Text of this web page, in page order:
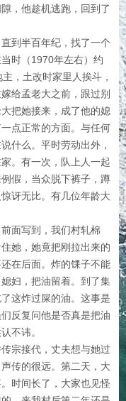
，他趁机逃跑，回到了
到半百年纪，找了一个
时（1970年左右）约
，土改时家里人挨斗，
给孟老大之前，跟过别
把她接来，成了他的媳
点正常的方面。与任何
什么。平时劳动出外，
。有一次，队上人一起
假，当众脱下裤子，蹲
讶无比。有几位年龄大
面写到，我们村轧棉
她，她竟把刚拉出来的
在后面。炸的馃子不能
妇，把油留着。到了集
这炸过屎的油。这事是
反复问他是否真是把油
不讳。
宗接代，丈夫想与她过
传的很远。第二天，大
时间长了，大家也见怪